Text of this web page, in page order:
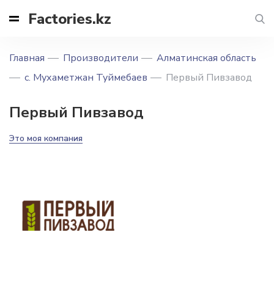
Factories.kz
Главная Производители
Алматинская область
с. Мухаметжан Туймебаев
Первый Пивзавод
Первый Пивзавод
Это моя компания